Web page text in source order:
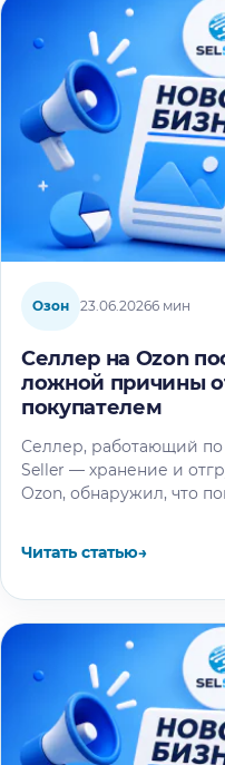
Озон 23.06.20266 мин
Селлер на Ozon
ложной причины
покупателем
Селлер, работающий
Seller — хранение и
Ozon, обнаружил, что
Читать статью→